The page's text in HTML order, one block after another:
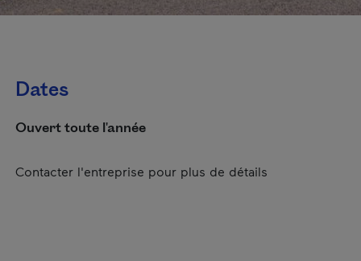
Dates
Ouvert toute l'année
Contacter l'entreprise pour plus de détails